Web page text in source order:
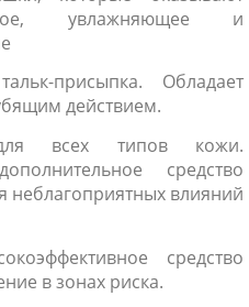
увлажняющее и
присыпка. Обладает
действием.
всех типов кожи.
средство
неблагоприятных влияний
средство
в зонах риска.